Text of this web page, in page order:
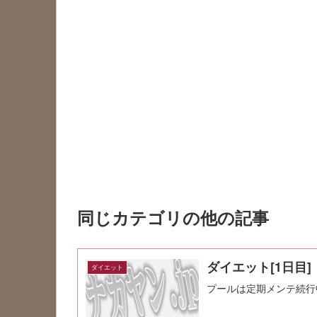
同じカテゴリの他の記事
ダイエット ダイエット[1日目]
プールは定期メンテ続